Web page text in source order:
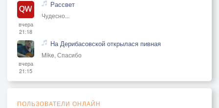
вчера
21:18
Рассвет
Чудесно...
вчера
21:15
На Дерибасовской открылася пивная
Mike, Спасибо
ПОЛЬЗОВАТЕЛИ ОНЛАЙН